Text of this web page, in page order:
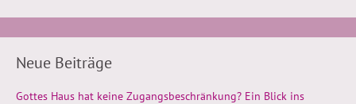
Neue Beiträge
Gottes Haus hat keine Zugangsbeschränkung? Ein Blick ins